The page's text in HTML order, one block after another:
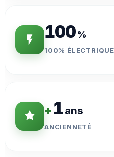
100%
100% ÉLECTRIQUE
+1ans
ANCIENNETÉ